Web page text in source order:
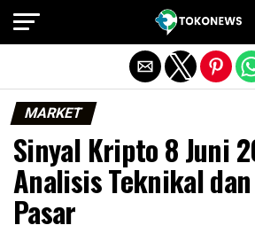
MARKET
Sinyal Kripto 8 Juni
Analisis Teknikal
Pasar
Exit mobile version